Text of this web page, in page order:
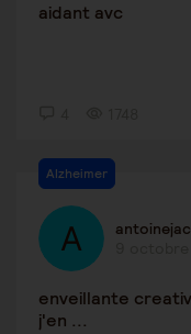
aidant avc
Alzheimer
enveillante
j'en ...